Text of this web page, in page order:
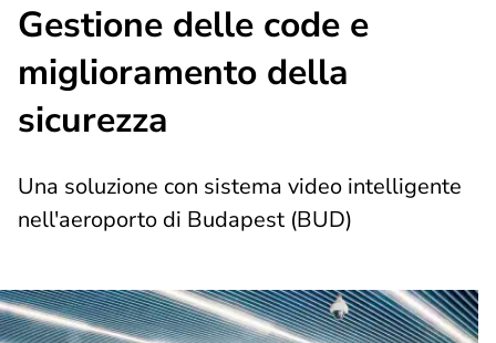
Gestione delle code e
miglioramento della
sicurezza
Una soluzione con sistema video intelligente
nell'aeroporto di Budapest (BUD)